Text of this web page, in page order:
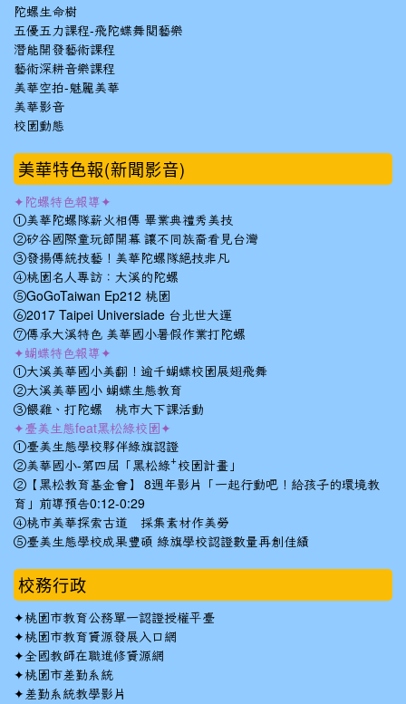
陀螺生命樹
五優五力課程-飛陀蝶舞閱藝樂
潛能開發藝術課程
藝術深耕音樂課程
美華空拍-魅麗美華
美華影音
校園動態
美華特色報(新聞影音)
✦陀螺特色報導✦
①美華陀螺隊薪火相傳 畢業典禮秀美技
②矽谷國際童玩節開幕 讓不同族裔看見台灣
③發揚傳統技藝！美華陀螺隊絕技非凡
④桃園名人專訪：大溪的陀螺
⑤GoGoTaiwan Ep212 桃園
⑥2017 Taipei Universiade 台北世大運
⑦傳承大溪特色 美華國小暑假作業打陀螺
✦蝴蝶特色報導✦
①大溪美華國小美翻！逾千蝴蝶校園展翅飛舞
②大溪美華國小 蝴蝶生態教育
③餵雞、打陀螺 桃市大下課活動
✦臺美生態feat黑松綠校園✦
①臺美生態學校夥伴綠旗認證
②美華國小-第四屆「黑松綠⁺校園計畫」
②【黑松教育基金會】 8週年影片「一起行動吧！給孩子的環境教
育」前導預告0:12-0:29
④桃市美華探索古道 採集素材作美勞
⑤臺美生態學校成果豐碩 綠旗學校認證數量再創佳績
校務行政
✦桃園市教育公務單一認證授權平臺
✦桃園市教育資源發展入口網
✦全國教師在職進修資源網
✦桃園市差勤系統
✦ 差勤系統教學影片